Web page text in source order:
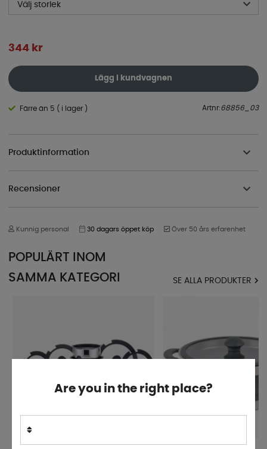
Välj storlek
344 kr
Lägg i kundvagnen
Färre än 5 ( i lager ) Artnr:68856_03
Produktinformation
Recensioner
Kunnig personal 30 dagars öppet köp Över 50 års erfarenhet
POPULÄRT INOM
SAMMA KATEGORI
SE ALLA PRODUKTER
Are you in the right place?